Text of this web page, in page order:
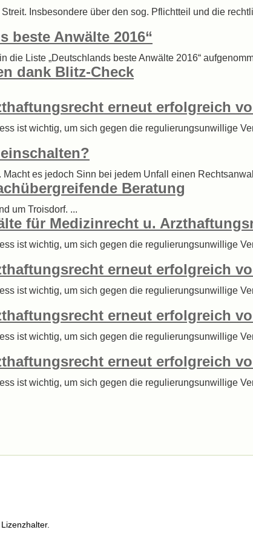
Insbesondere über den sog. Pflichtteil und die
beste Anwälte 2016“
Liste „Deutschlands beste Anwälte 2016“
dank Blitz-Check
erneut erfolgreich
ist wichtig, um sich gegen die regulierungsunwillige
es jedoch Sinn bei jedem Unfall einen
Beratung
um Troisdorf. ...
für Medizinrecht u.
ist wichtig, um sich gegen die regulierungsunwillige
erneut erfolgreich
ist wichtig, um sich gegen die regulierungsunwillige
erneut erfolgreich
ist wichtig, um sich gegen die regulierungsunwillige
erneut erfolgreich
ist wichtig, um sich gegen die regulierungsunwillige